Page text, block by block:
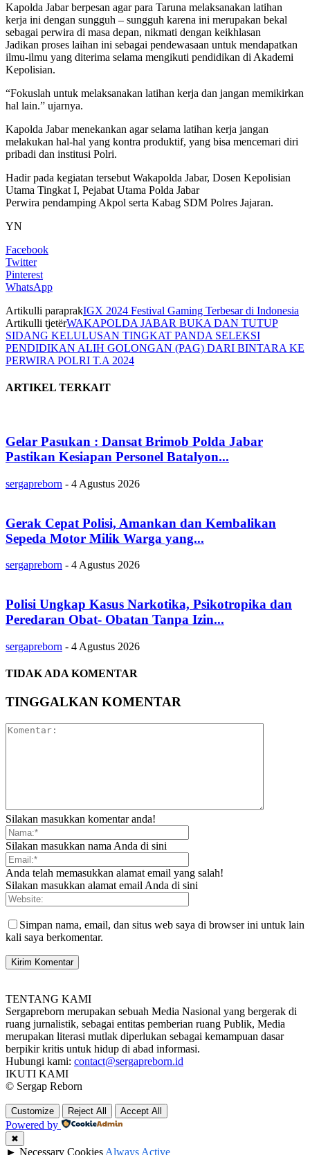
Kapolda Jabar berpesan agar para Taruna melaksanakan latihan
kerja ini dengan sungguh – sungguh karena ini merupakan bekal
sebagai perwira di masa depan, nikmati dengan keikhlasan
Jadikan proses laihan ini sebagai pendewasaan untuk mendapatkan
ilmu-ilmu yang diterima selama mengikuti pendidikan di Akademi
Kepolisian.
“Fokuslah untuk melaksanakan latihan kerja dan jangan memikirkan
hal lain.” ujarnya.
Kapolda Jabar menekankan agar selama latihan kerja jangan
melakukan hal-hal yang kontra produktif, yang bisa mencemari diri
pribadi dan institusi Polri.
Hadir pada kegiatan tersebut Wakapolda Jabar, Dosen Kepolisian
Utama Tingkat I, Pejabat Utama Polda Jabar
Perwira pendamping Akpol serta Kabag SDM Polres Jajaran.
YN
Facebook
Twitter
Pinterest
WhatsApp
Artikulli paraprakIGX 2024 Festival Gaming Terbesar di Indonesia
Artikulli tjetërWAKAPOLDA JABAR BUKA DAN TUTUP
SIDANG KELULUSAN TINGKAT PANDA SELEKSI
PENDIDIKAN ALIH GOLONGAN (PAG) DARI BINTARA KE
PERWIRA POLRI T.A 2024
ARTIKEL TERKAIT
Gelar Pasukan : Dansat Brimob Polda Jabar
Pastikan Kesiapan Personel Batalyon...
sergapreborn - 4 Agustus 2026
Gerak Cepat Polisi, Amankan dan Kembalikan
Sepeda Motor Milik Warga yang...
sergapreborn - 4 Agustus 2026
Polisi Ungkap Kasus Narkotika, Psikotropika dan
Peredaran Obat- Obatan Tanpa Izin...
sergapreborn - 4 Agustus 2026
TIDAK ADA KOMENTAR
TINGGALKAN KOMENTAR
Silakan masukkan komentar anda!
Silakan masukkan nama Anda di sini
Anda telah memasukkan alamat email yang salah!
Silakan masukkan alamat email Anda di sini
Simpan nama, email, dan situs web saya di browser ini untuk lain
kali saya berkomentar.
TENTANG KAMI
Sergapreborn merupakan sebuah Media Nasional yang bergerak di
ruang jurnalistik, sebagai entitas pemberian ruang Publik, Media
merupakan literasi mutlak diperlukan sebagai kemampuan dasar
berpikir kritis untuk hidup di abad informasi.
Hubungi kami: contact@sergapreborn.id
IKUTI KAMI
© Sergap Reborn
Customize Reject All Accept All
Powered by
✖
► Necessary Cookies Always Active